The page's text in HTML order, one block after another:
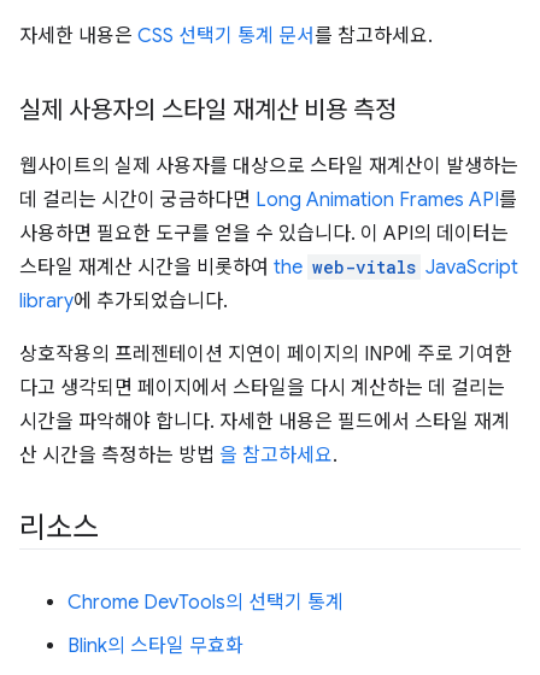
자세한 내용은 CSS 선택기 통계 문서를 참고하세요.
실제 사용자의 스타일 재계산 비용 측정
웹사이트의 실제 사용자를 대상으로 스타일 재계산이 발생하는
데 걸리는 시간이 궁금하다면 Long Animation Frames API를
사용하면 필요한 도구를 얻을 수 있습니다. 이 API의 데이터는
스타일 재계산 시간을 비롯하여 the web-vitals JavaScript
library에 추가되었습니다.
상호작용의 프레젠테이션 지연이 페이지의 INP에 주로 기여한
다고 생각되면 페이지에서 스타일을 다시 계산하는 데 걸리는
시간을 파악해야 합니다. 자세한 내용은 필드에서 스타일 재계
산 시간을 측정하는 방법 을 참고하세요.
리소스
Chrome DevTools의 선택기 통계
Blink의 스타일 무효화